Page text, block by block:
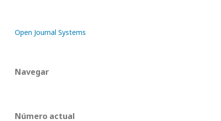
Open Journal Systems
Navegar
Número actual